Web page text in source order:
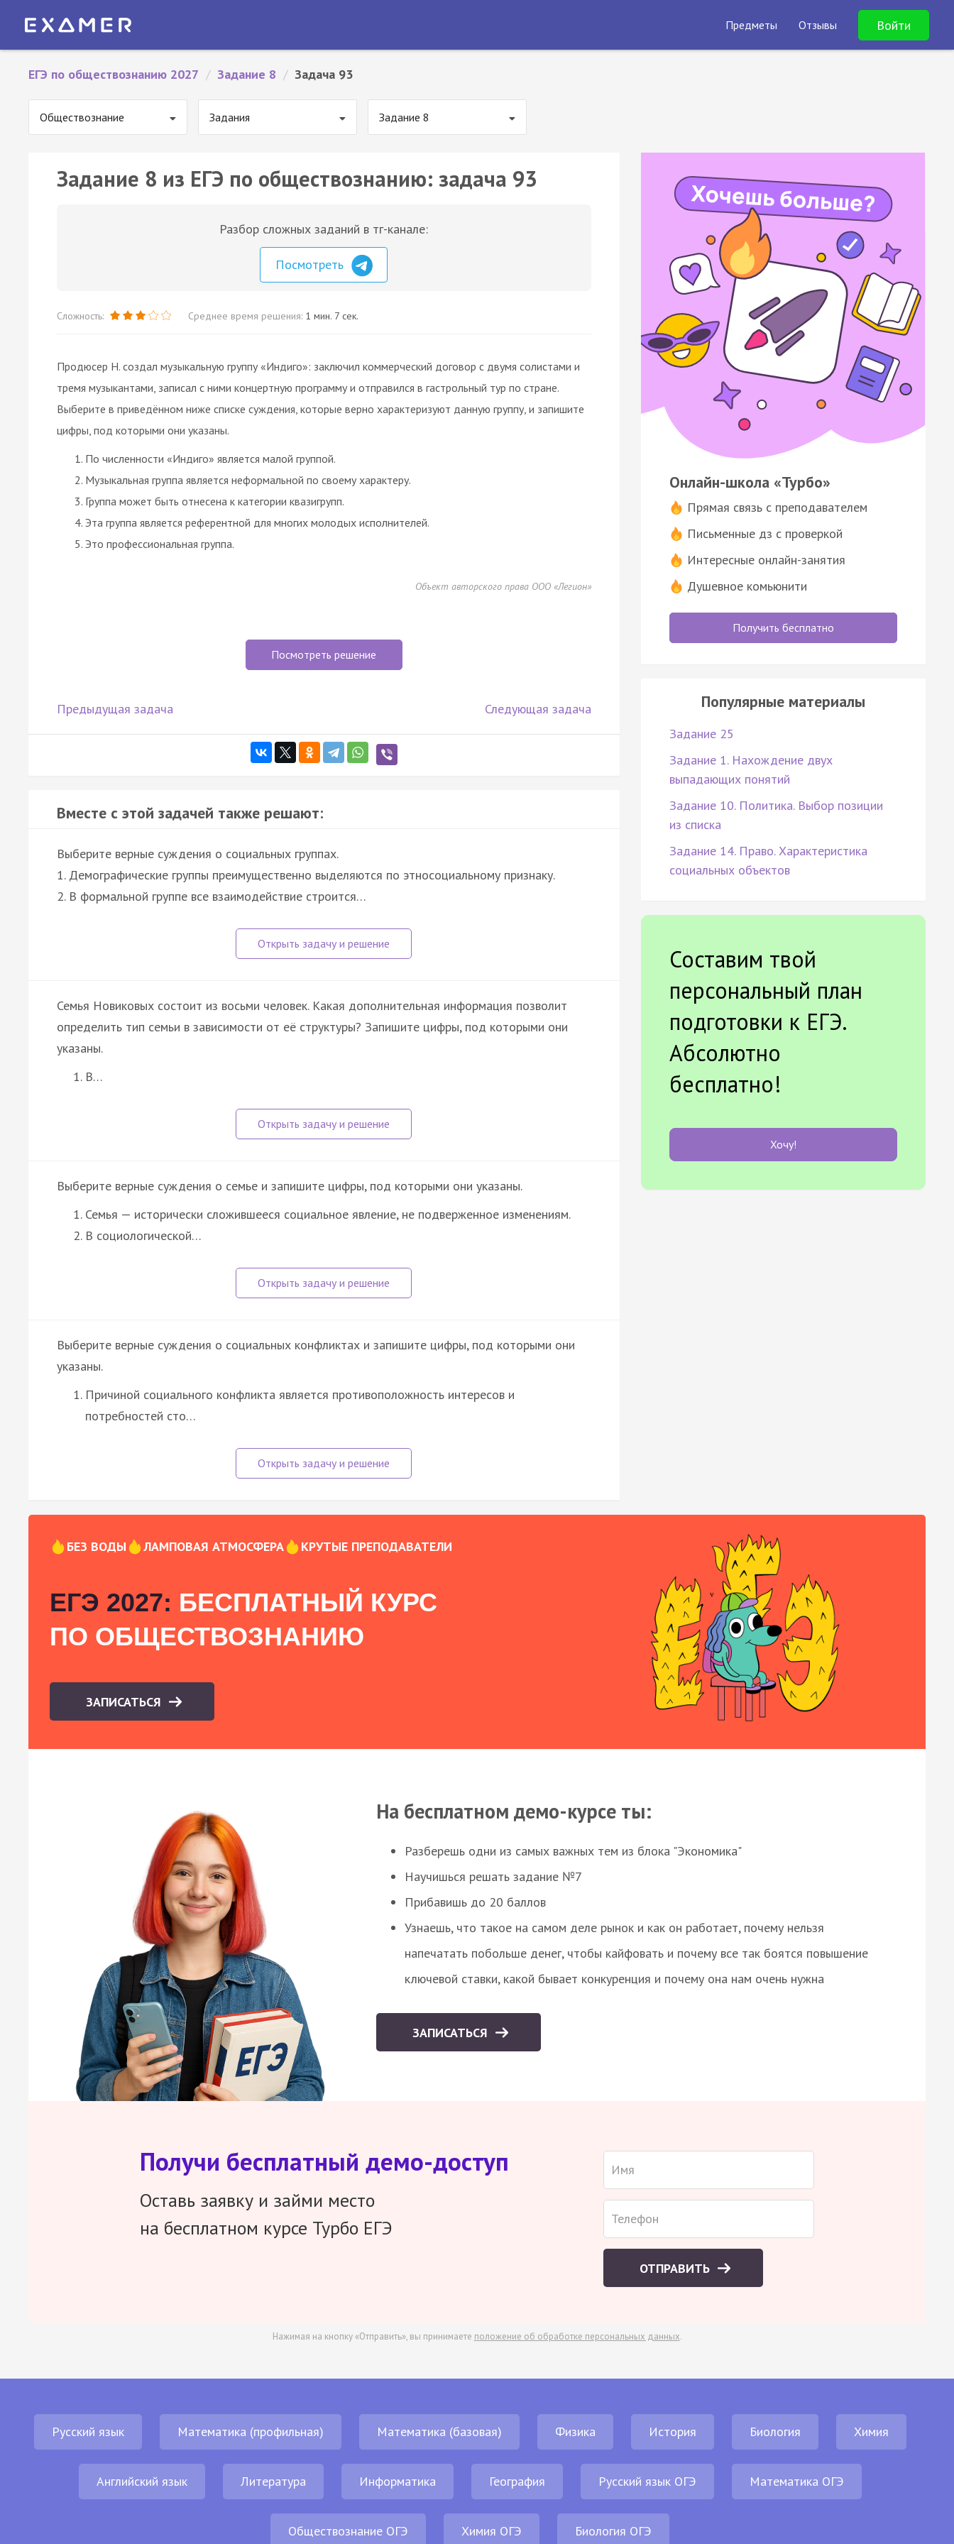
Предметы Отзывы Войти
ЕГЭ по обществознанию 2027 / Задание 8 / Задача 93
Обществознание Задания Задание 8
Задание 8 из ЕГЭ по обществознанию: задача 93
Разбор сложных заданий в тг-канале:
Посмотреть
Сложность: Среднее время решения: 1 мин. 7 сек.
Продюсер Н. создал музыкальную группу «Индиго»: заключил коммерческий договор с двумя солистами и
тремя музыкантами, записал с ними концертную программу и отправился в гастрольный тур по стране.
Выберите в приведённом ниже списке суждения, которые верно характеризуют данную группу, и запишите
цифры, под которыми они указаны.
По численности «Индиго» является малой группой.
Музыкальная группа является неформальной по своему характеру.
Группа может быть отнесена к категории квазигрупп.
Эта группа является референтной для многих молодых исполнителей.
Это профессиональная группа.
Объект авторского права ООО «Легион»
Посмотреть решение
Предыдущая задача Следующая задача
Вместе с этой задачей также решают:
Выберите верные суждения о социальных группах.
1. Демографические группы преимущественно выделяются по этносоциальному признаку.
2. В формальной группе все взаимодействие строится…
Семья Новиковых состоит из восьми человек. Какая дополнительная информация позволит
определить тип семьи в зависимости от её структуры? Запишите цифры, под которыми они
указаны.
В…
Выберите верные суждения о семье и запишите цифры, под которыми они указаны.
Семья — исторически сложившееся социальное явление, не подверженное изменениям.
В социологической…
Выберите верные суждения о социальных конфликтах и запишите цифры, под которыми они
указаны.
Причиной социального конфликта является противоположность интересов и
потребностей сто…
Онлайн-школа «Турбо»
Прямая связь с преподавателем
Письменные дз с проверкой
Интересные онлайн-занятия
Душевное комьюнити
Получить бесплатно
Популярные материалы
Задание 25
Задание 1. Нахождение двух
выпадающих понятий
Задание 10. Политика. Выбор позиции
из списка
Задание 14. Право. Характеристика
социальных объектов
Составим твой
персональный план
подготовки к ЕГЭ.
Абсолютно
бесплатно!
Хочу!
БЕЗ ВОДЫ ЛАМПОВАЯ АТМОСФЕРА КРУТЫЕ ПРЕПОДАВАТЕЛИ
ЕГЭ 2027: БЕСПЛАТНЫЙ КУРС
ПО ОБЩЕСТВОЗНАНИЮ
ЗАПИСАТЬСЯ
На бесплатном демо-курсе ты:
Разберешь одни из самых важных тем из блока "Экономика"
Научишься решать задание №7
Прибавишь до 20 баллов
Узнаешь, что такое на самом деле рынок и как он работает, почему нельзя
напечатать побольше денег, чтобы кайфовать и почему все так боятся повышение
ключевой ставки, какой бывает конкуренция и почему она нам очень нужна
ЗАПИСАТЬСЯ
Получи бесплатный демо-доступ
Оставь заявку и займи место
на бесплатном курсе Турбо ЕГЭ
ОТПРАВИТЬ
Нажимая на кнопку «Отправить», вы принимаете положение об обработке персональных данных.
Русский язык Математика (профильная) Математика (базовая) Физика История Биология Химия
Английский язык Литература Информатика География Русский язык ОГЭ Математика ОГЭ
Обществознание ОГЭ Химия ОГЭ Биология ОГЭ